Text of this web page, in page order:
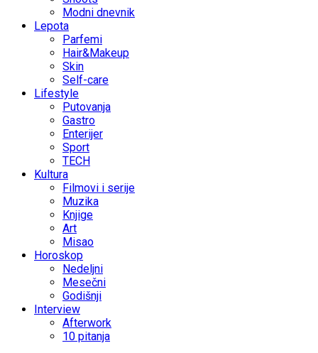
Modni dnevnik
Lepota
Parfemi
Hair&Makeup
Skin
Self-care
Lifestyle
Putovanja
Gastro
Enterijer
Sport
TECH
Kultura
Filmovi i serije
Muzika
Knjige
Art
Misao
Horoskop
Nedeljni
Mesečni
Godišnji
Interview
Afterwork
10 pitanja